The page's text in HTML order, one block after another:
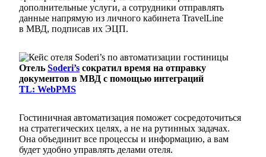
дополнительные услуги, а сотрудники отправлять
данные напрямую из личного кабинета TravelLine
в МВД, подписав их ЭЦП.
Отель Soderi’s сократил время на отправку
документов в МВД с помощью интеграций
TL: WebPMS
Гостиничная автоматизация поможет сосредоточиться
на стратегических целях, а не на рутинных задачах.
Она объединит все процессы и информацию, а вам
будет удобно управлять делами отеля.